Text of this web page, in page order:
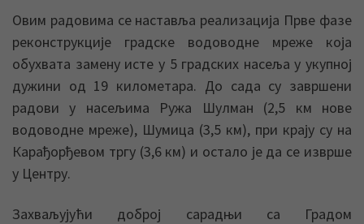
Овим радовима се наставља реализација Прве фазе
реконструкције градске водоводне мреже која
обухвата замену исте у 5 градских насеља у укупној
дужини од 19 километара. До сада су завршени
радови у насељима Ружа Шулман (2,5 км нове
водоводне мреже), Шумица (3,5 км), при крају су на
Карађорђевом тргу (3,6 км) и остало је да се изврше
у Центру.
Захваљујући доброј сарадњи са Градом